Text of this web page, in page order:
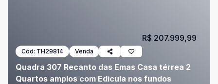
Cód: TH29814 Venda
Quadra 307 Recanto das Emas Casa térrea 2
Quartos amplos com Edícula nos fundos
R$ 207.999,99